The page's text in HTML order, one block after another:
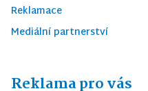
Reklamace
Mediální partnerství
Reklama pro vás